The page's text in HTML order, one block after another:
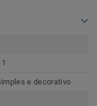
e decorativo